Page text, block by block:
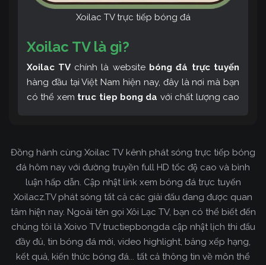
Xoilac TV trực tiếp bóng đá
Xoilac TV là gì?
Xoilac TV chính là website bóng đá trực tuyến
hàng đầu tại Việt Nam hiện nay, đây là nơi mà bạn
có thể xem truc tiep bong da với chất lượng cao
tin về bóng đá cực kỳ bổ ích mỗi ngày.
Đồng hành cùng Xoilac TV kênh phát sóng trực tiếp bóng
đá hôm nay với đường truyền full HD tốc độ cao và bình
luận hấp dẫn. Cập nhật link xem bóng đá trực tuyến
Xoilacz.TV phát sóng tất cả các giải đấu đang được quan
tâm hiện nay. Ngoài tên gọi Xôi Lạc TV, bạn có thể biết đến
chúng tôi là Xoivo TV tructiepbongda cập nhật lịch thi đấu
đầy đủ, tin bóng đá mới, video highlight, bảng xếp hạng,
kết quả, kiến thức bóng đá... tất cả thông tin về môn thể